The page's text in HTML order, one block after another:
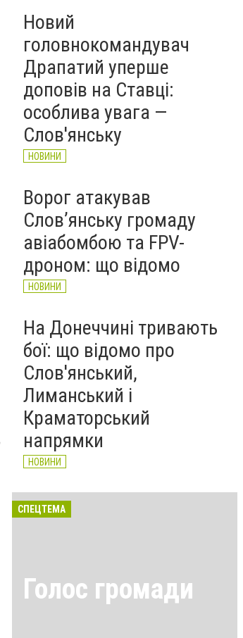
Новий
головнокомандувач
Драпатий уперше
доповів на Ставці:
особлива увага —
Слов'янську
НОВИНИ
Ворог атакував
Слов’янську громаду
авіабомбою та FPV-
дроном: що відомо
НОВИНИ
На Донеччині тривають
бої: що відомо про
Слов'янський,
Лиманський і
Краматорський
напрямки
НОВИНИ
СПЕЦТЕМА
Голос громади